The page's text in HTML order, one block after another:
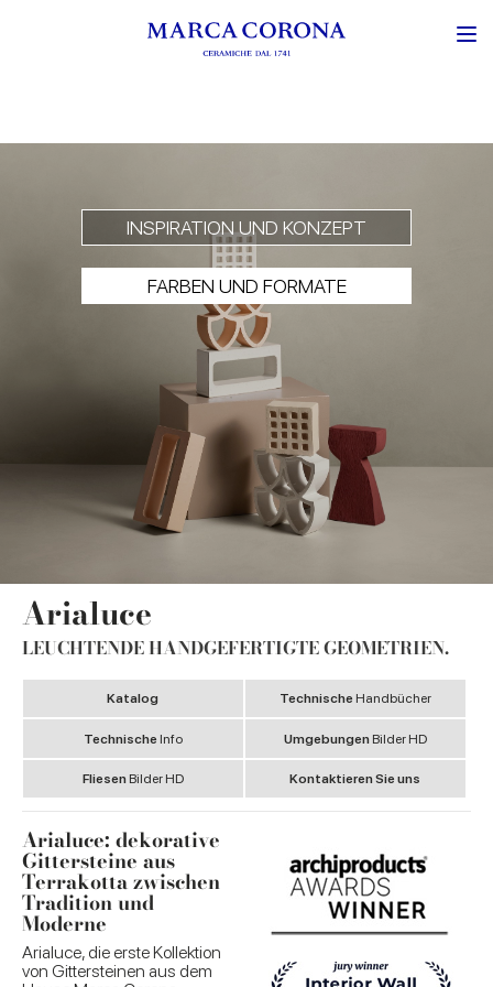
INSPIRATION UND KONZEPT
FARBEN UND FORMATE
Arialuce
LEUCHTENDE HANDGEFERTIGTE GEOMETRIEN.
Katalog Technische Handbücher
Technische Info Umgebungen Bilder HD
Fliesen Bilder HD Kontaktieren Sie uns
Arialuce: dekorative
Gittersteine aus
Terrakotta zwischen
Tradition und
Moderne
Arialuce, die erste Kollektion
von Gittersteinen aus dem